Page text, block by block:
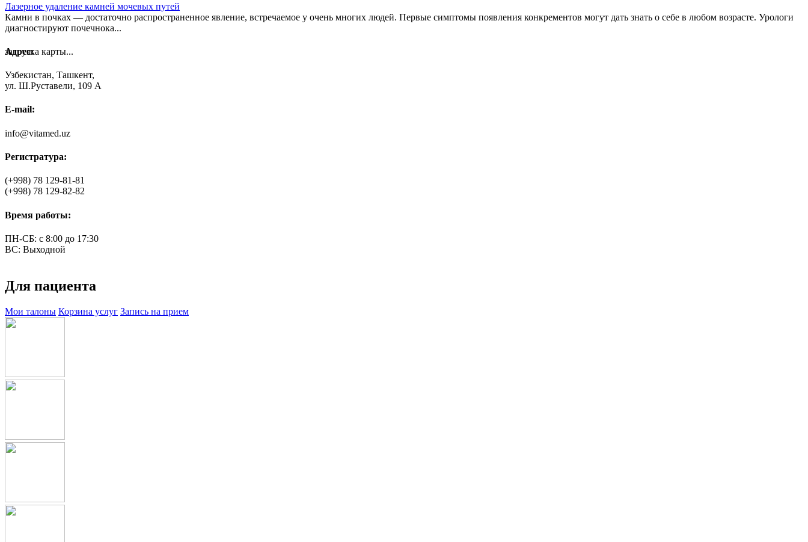
Лазерное удаление камней мочевых путей
Камни в почках — достаточно распространенное явление, встречаемое у очень многих людей. Первые симптомы появления конкрементов могут дать знать о себе в любом возрасте. Урологи
диагностируют почечнока...
загрузка карты...
Адрес:
Узбекистан, Ташкент,
ул. Ш.Руставели, 109 А
E-mail:
info@vitamed.uz
Регистратура:
(+998) 78 129-81-81
(+998) 78 129-82-82
Время работы:
ПН-СБ: с 8:00 до 17:30
ВС: Выходной
Для пациента
Мои талоны Корзина услуг Запись на прием